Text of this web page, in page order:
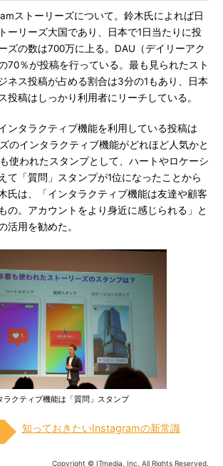
ストーリーズについて。鈴木氏によれば日
ーリーズ大国であり、日本で1日当たりに投
ズの数は700万に上る。DAU（デイリーアク
70％が投稿を行っている。最も見られたスト
ネス投稿が占める割合は3分の1もあり、日本
投稿はしっかり利用者にリーチしている。
ンタラクティブ機能を利用している投稿は
のインタラクティブ機能がどれほど人気かと
使われたスタンプとして、ハートやロケーシ
て「質問」スタンプが1位になったことから
氏は、「インタラクティブ機能は友達や顧客
の。アカウントをより身近に感じられる」と
活用を勧めた。
ラクティブ機能は「質問」スタンプ
知っておきたいInstagramの新常識
Copyright © ITmedia, Inc. All Rights Reserved.